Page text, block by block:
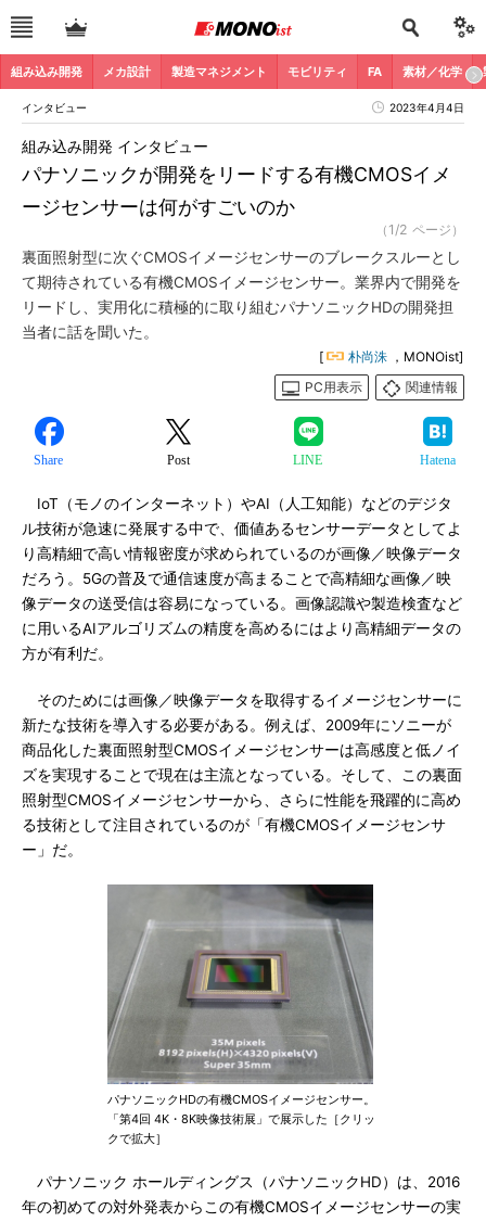
組み込み開発 メカ設計 製造マネジメント モビリティ FA 素材／化学
インタビュー 2023年4月4日
パナソニックが開発をリードする有機CMOSイメ
ージセンサーは何がすごいのか
組み込み開発 インタビュー
（1/2 ページ）
裏面照射型に次ぐCMOSイメージセンサーのブレークスルーとし
て期待されている有機CMOSイメージセンサー。業界内で開発を
リードし、実用化に積極的に取り組むパナソニックHDの開発担
当者に話を聞いた。
[ 朴尚洙 ，MONOist]
PC用表示
関連情報
Share Post LINE Hatena
IoT（モノのインターネット）やAI（人工知能）などのデジタ
ル技術が急速に発展する中で、価値あるセンサーデータとしてよ
り高精細で高い情報密度が求められているのが画像／映像データ
だろう。5Gの普及で通信速度が高まることで高精細な画像／映
像データの送受信は容易になっている。画像認識や製造検査など
に用いるAIアルゴリズムの精度を高めるにはより高精細データの
方が有利だ。
そのためには画像／映像データを取得するイメージセンサーに
新たな技術を導入する必要がある。例えば、2009年にソニーが
商品化した裏面照射型CMOSイメージセンサーは高感度と低ノイ
ズを実現することで現在は主流となっている。そして、この裏面
照射型CMOSイメージセンサーから、さらに性能を飛躍的に高め
る技術として注目されているのが「有機CMOSイメージセンサ
ー」だ。
パナソニックHDの有機CMOSイメージセンサー。
「第4回 4K・8K映像技術展」で展示した［クリッ
クで拡大］
パナソニック ホールディングス（パナソニックHD）は、2016
年の初めての対外発表からこの有機CMOSイメージセンサーの実